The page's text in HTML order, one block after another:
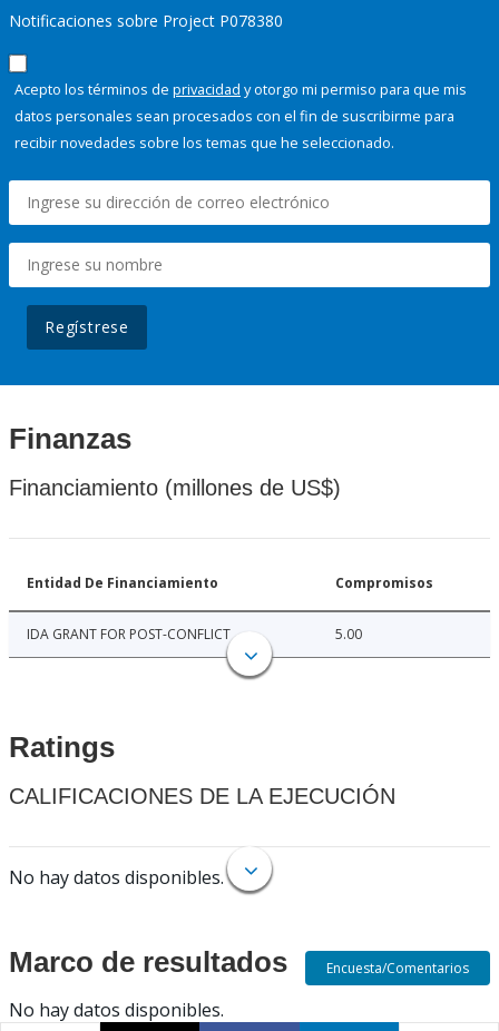
Notificaciones sobre Project P078380
Acepto los términos de privacidad y otorgo mi permiso para que mis
datos personales sean procesados con el fin de suscribirme para
recibir novedades sobre los temas que he seleccionado.
Regístrese
Finanzas
Financiamiento (millones de US$)
Entidad De Financiamiento Compromisos
IDA GRANT FOR POST-CONFLICT 5.00
Ratings
CALIFICACIONES DE LA EJECUCIÓN
No hay datos disponibles.
Marco de resultados
No hay datos disponibles.
Encuesta/Comentarios